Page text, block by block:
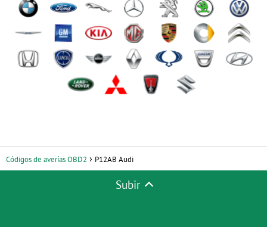
Códigos de averías OBD2 P12AB Audi
Subir